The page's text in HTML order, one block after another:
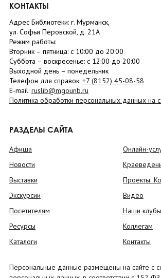
КОНТАКТЫ
Адрес Библиотеки: г. Мурманск,
ул. Софьи Перовской, д. 21А
Режим работы:
Вторник – пятница: с 10:00 до 20:00
Суббота – воскресенье: c 12:00 до 20:00
Выходной день – понедельник
Телефон для справок: +7 (8152) 45-08-58
E-mail: ruslib@mgounb.ru
Политика обработки персональных данных на
РАЗДЕЛЫ САЙТА
Афиша
Новости
Выставки
Экскурсии
Посетителям
Ресурсы
Каталоги
Онлайн-
Проекты.
Видео
Наши клубы
Коллегам
Контакты
Персональные данные размещены на сайте с